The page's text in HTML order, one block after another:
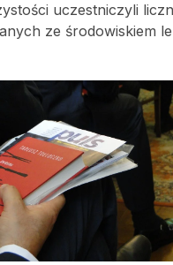
uczestniczyli
ze środowiskiem